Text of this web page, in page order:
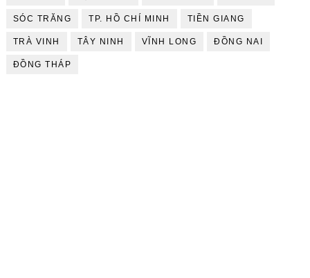
SÓC TRĂNG TP. HỒ CHÍ MINH TIỀN GIANG
TRÀ VINH TÂY NINH VĨNH LONG ĐỒNG NAI
ĐỒNG THÁP